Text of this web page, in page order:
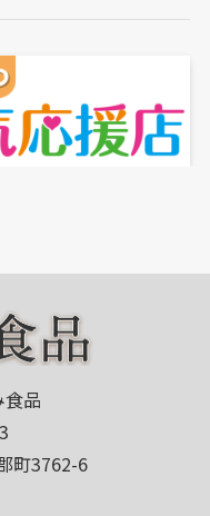
品
町3762-6